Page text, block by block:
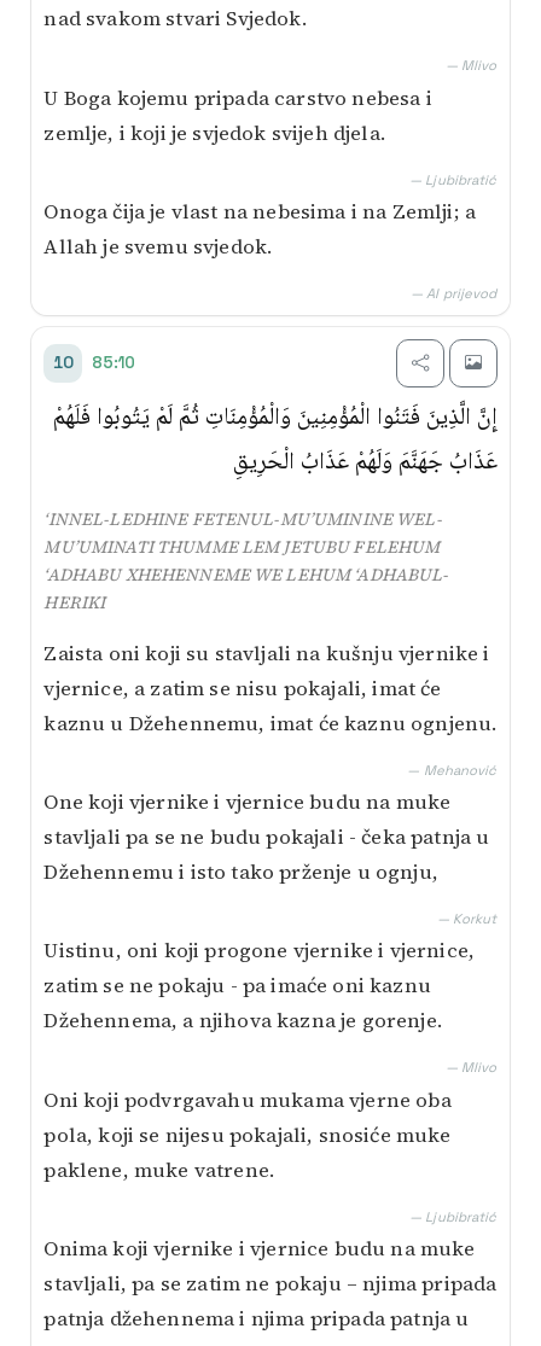
nad svakom stvari Svjedok.
— Mlivo
U Boga kojemu pripada carstvo nebesa i
zemlje, i koji je svjedok svijeh djela.
— Ljubibratić
Onoga čija je vlast na nebesima i na Zemlji; a
Allah je svemu svjedok.
— AI prijevod
10 85:10
إِنَّ الَّذِينَ فَتَنُوا الْمُؤْمِنِينَ وَالْمُؤْمِنَاتِ ثُمَّ لَمْ يَتُوبُوا فَلَهُمْ
عَذَابُ جَهَنَّمَ وَلَهُمْ عَذَابُ الْحَرِيقِ
‘INNEL-LEDHINE FETENUL-MU’UMININE WEL-
MU’UMINATI THUMME LEM JETUBU FELEHUM
‘ADHABU XHEHENNEME WE LEHUM ‘ADHABUL-
HERIKI
Zaista oni koji su stavljali na kušnju vjernike i
vjernice, a zatim se nisu pokajali, imat će
kaznu u Džehennemu, imat će kaznu ognjenu.
— Mehanović
One koji vjernike i vjernice budu na muke
stavljali pa se ne budu pokajali - čeka patnja u
Džehennemu i isto tako prženje u ognju,
— Korkut
Uistinu, oni koji progone vjernike i vjernice,
zatim se ne pokaju - pa imaće oni kaznu
Džehennema, a njihova kazna je gorenje.
— Mlivo
Oni koji podvrgavahu mukama vjerne oba
pola, koji se nijesu pokajali, snosiće muke
paklene, muke vatrene.
— Ljubibratić
Onima koji vjernike i vjernice budu na muke
stavljali, pa se zatim ne pokaju – njima pripada
patnja džehennema i njima pripada patnja u